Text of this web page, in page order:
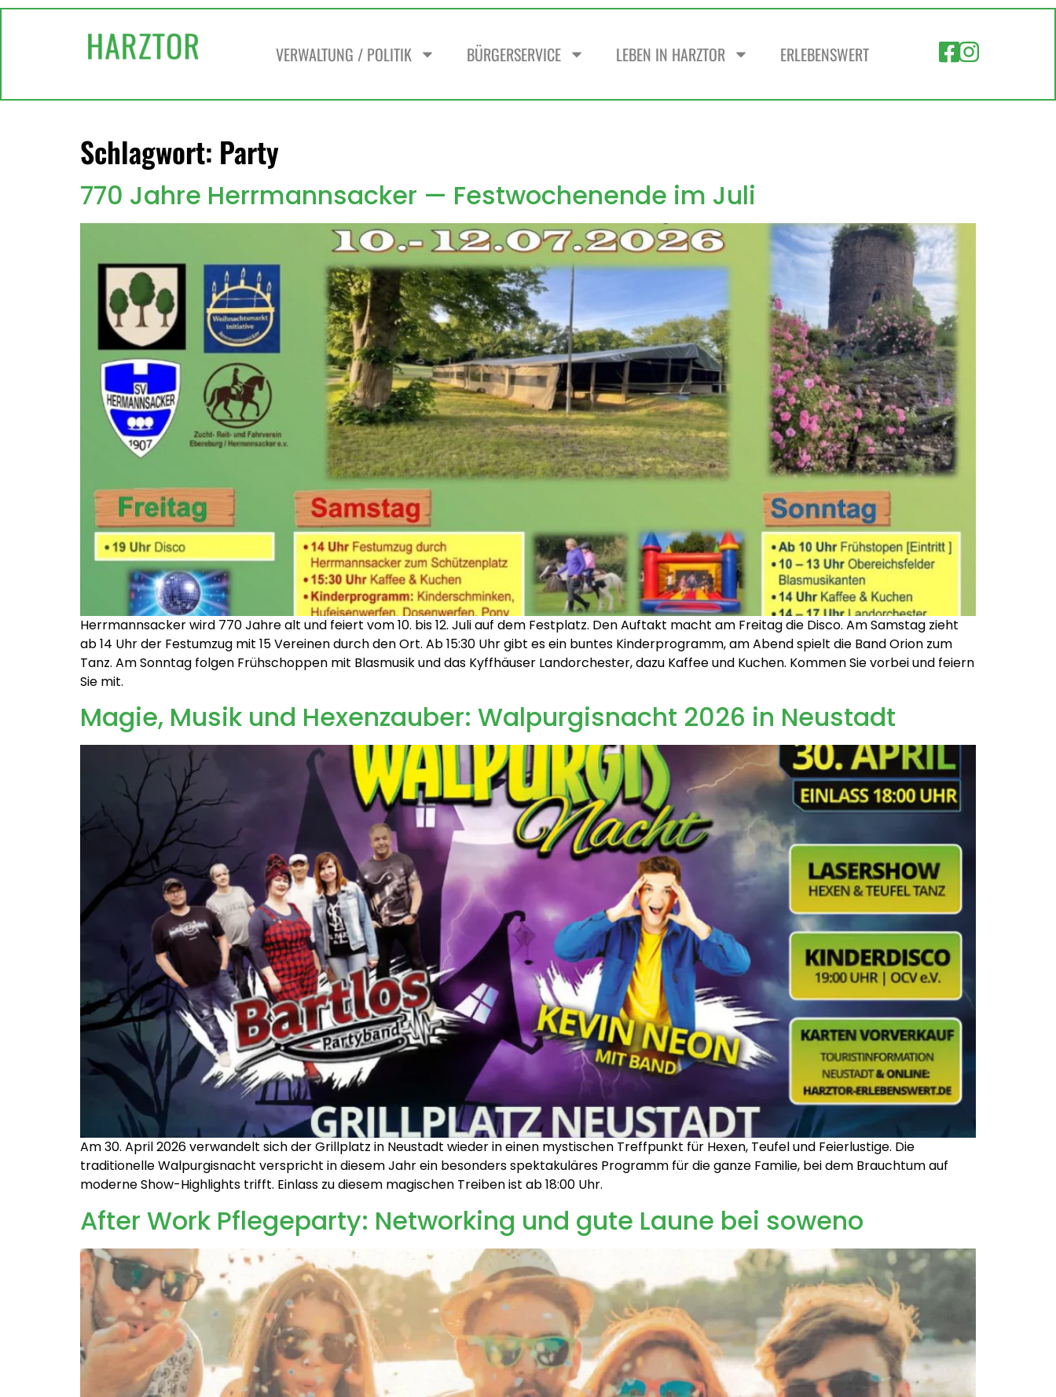
VERWALTUNG / POLITIK BÜRGERSERVICE LEBEN IN HARZTOR ERLEBENSWERT
Schlagwort: Party
770 Jahre Herrmannsacker — Festwochenende im Juli
Herrmannsacker wird 770 Jahre alt und feiert vom 10. bis 12. Juli auf dem Festplatz. Den Auftakt macht am Freitag die Disco. Am Samstag zieht
ab 14 Uhr der Festumzug mit 15 Vereinen durch den Ort. Ab 15:30 Uhr gibt es ein buntes Kinderprogramm, am Abend spielt die Band Orion zum
Tanz. Am Sonntag folgen Frühschoppen mit Blasmusik und das Kyffhäuser Landorchester, dazu Kaffee und Kuchen. Kommen Sie vorbei und feiern
Sie mit.
Magie, Musik und Hexenzauber: Walpurgisnacht 2026 in Neustadt
Am 30. April 2026 verwandelt sich der Grillplatz in Neustadt wieder in einen mystischen Treffpunkt für Hexen, Teufel und Feierlustige. Die
traditionelle Walpurgisnacht verspricht in diesem Jahr ein besonders spektakuläres Programm für die ganze Familie, bei dem Brauchtum auf
moderne Show-Highlights trifft. Einlass zu diesem magischen Treiben ist ab 18:00 Uhr.
After Work Pflegeparty: Networking und gute Laune bei soweno